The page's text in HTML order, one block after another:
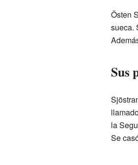
Östen
sueca.
Sus
la
Se